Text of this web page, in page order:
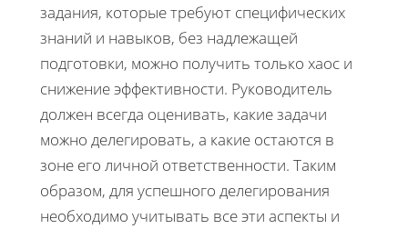
задания, которые требуют специфических
знаний и навыков, без надлежащей
подготовки, можно получить только хаос и
снижение эффективности. Руководитель
должен всегда оценивать, какие задачи
можно делегировать, а какие остаются в
зоне его личной ответственности. Таким
образом, для успешного делегирования
необходимо учитывать все эти аспекты и